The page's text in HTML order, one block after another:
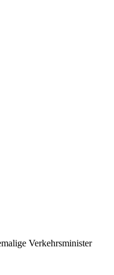
Verkehrsminister